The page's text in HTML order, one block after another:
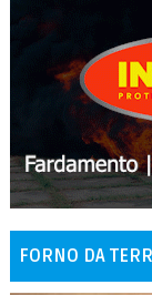
FORNO DA